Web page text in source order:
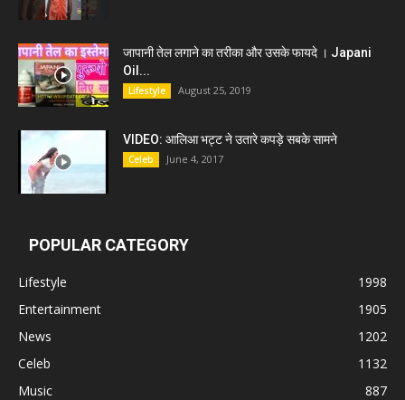
जापानी तेल लगाने का तरीका और उसके फायदे । Japani
Oil...
Lifestyle August 25, 2019
VIDEO: आलिआ भट्ट ने उतारे कपड़े सबके सामने
Celeb June 4, 2017
POPULAR CATEGORY
Lifestyle
1998
Entertainment
1905
News
1202
Celeb
1132
Music
887